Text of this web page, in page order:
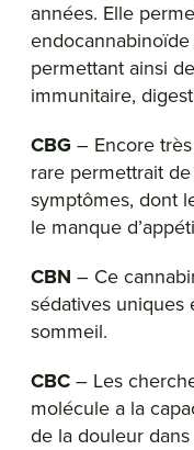
années. Elle
permettant ainsi
immunitaire,
CBG – Encore
rare permettrait
symptômes, dont
le manque
CBN – Ce
sédatives uniques
sommeil.
CBC – Les
molécule a la
de la douleur